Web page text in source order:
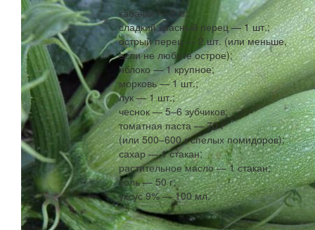
кабачки — 2 кг;
сладкий красный перец — 1 шт.;
острый перец — 2 шт. (или меньше,
если не любите острое);
яблоко — 1 крупное;
морковь — 1 шт.;
лук — 1 шт.;
чеснок — 5–6 зубчиков;
томатная паста — 70 г
(или 500–600 г спелых помидоров);
сахар — 1 стакан;
растительное масло — 1 стакан;
соль — 50 г;
уксус 9% — 100 мл.